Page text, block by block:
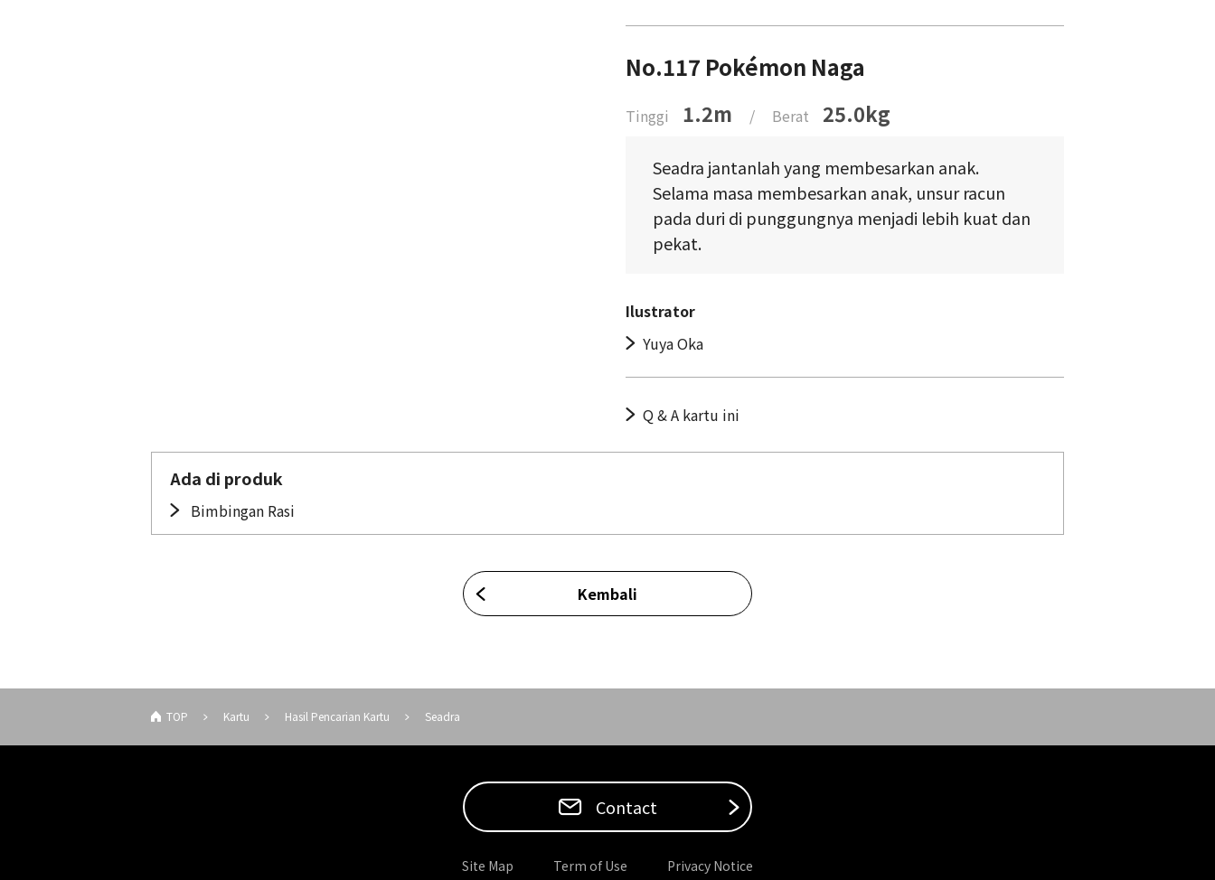
No.117 Pokémon Naga
Tinggi 1.2m / Berat 25.0kg
Seadra jantanlah yang membesarkan anak.
Selama masa membesarkan anak, unsur racun
pada duri di punggungnya menjadi lebih kuat dan
pekat.
Ilustrator
Yuya Oka
Q & A kartu ini
Ada di produk
Bimbingan Rasi
Kembali
TOP Kartu Hasil Pencarian Kartu Seadra
Contact
Site Map Term of Use Privacy Notice